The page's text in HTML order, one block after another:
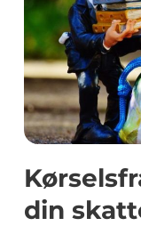
din